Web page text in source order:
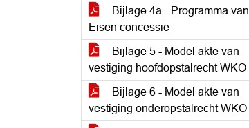
Bijlage 4a - Programma van
Eisen concessie
Bijlage 5 - Model akte van
vestiging hoofdopstalrecht WKO
Bijlage 6 - Model akte van
vestiging onderopstalrecht WKO